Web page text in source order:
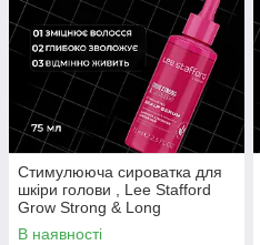
Стимулююча сироватка для
шкіри голови , Lee Stafford
Grow Strong & Long
Stimulating Scalp Serum,75мл
В наявності